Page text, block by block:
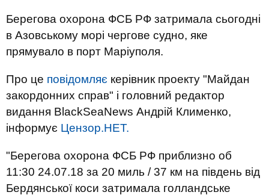
Берегова охорона ФСБ РФ затримала сьогодні
в Азовському морі чергове судно, яке
прямувало в порт Маріуполя.
Про це повідомляє керівник проекту "Майдан
закордонних справ" і головний редактор
видання BlackSeaNews Андрій Клименко,
інформує Цензор.НЕТ.
"Берегова охорона ФСБ РФ приблизно об
11:30 24.07.18 за 20 миль / 37 км на південь від
Бердянської коси затримала голландське